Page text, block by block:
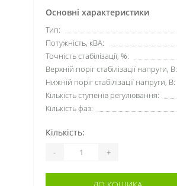
Основні характеристики
Тип:
Потужність, кВА:
Точність стабілізації, %:
Верхній поріг стабілізації напруги, В:
Нижній поріг стабілізації напруги, В:
Кількість ступенів регулювання:
Кількість фаз:
Кількість:
- +